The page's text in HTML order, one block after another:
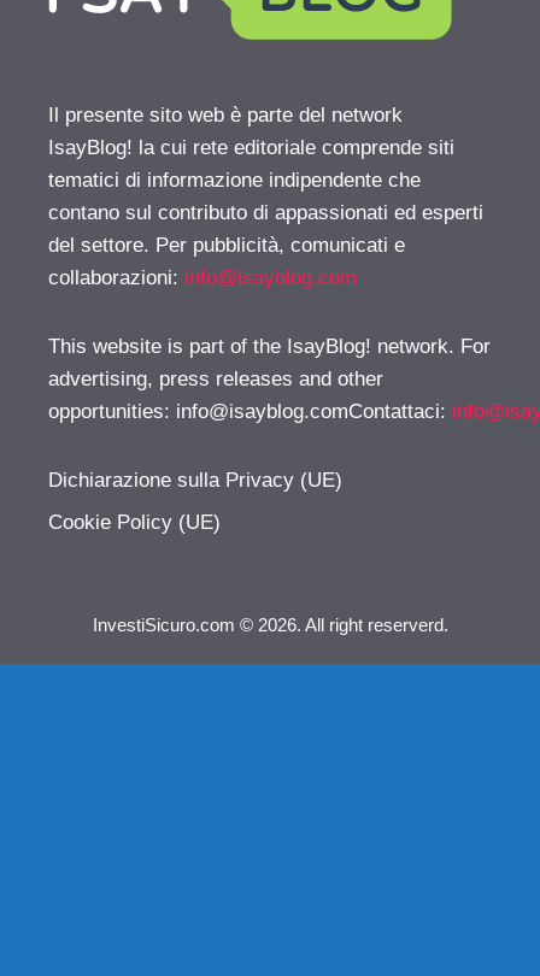
Il presente sito web è parte del network
IsayBlog! la cui rete editoriale comprende siti
tematici di informazione indipendente che
contano sul contributo di appassionati ed esperti
del settore. Per pubblicità, comunicati e
collaborazioni: info@isayblog.com
This website is part of the IsayBlog! network. For
advertising, press releases and other
opportunities: info@isayblog.comContattaci:
Dichiarazione sulla Privacy (UE)
Cookie Policy (UE)
InvestiSicuro.com © 2026. All right reserverd.